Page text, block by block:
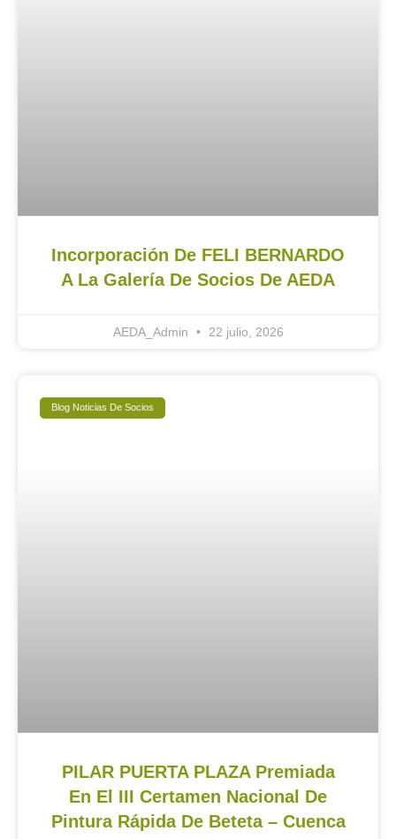
Incorporación De FELI BERNARDO
A La Galería De Socios De AEDA
AEDA_Admin 22 julio, 2026
Blog Noticias De Socios
PILAR PUERTA PLAZA Premiada
En El III Certamen Nacional De
Pintura Rápida De Beteta – Cuenca